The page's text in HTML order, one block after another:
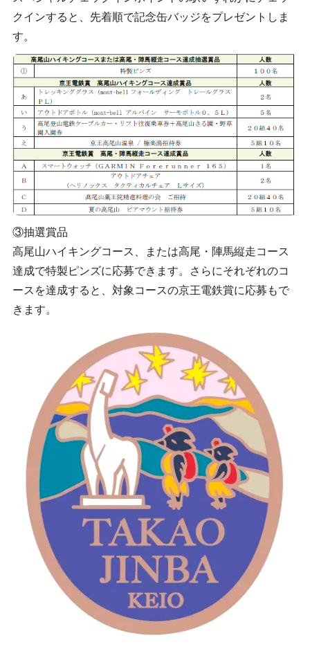
クインすると、先着順で記念缶バッジをプレゼントしま
す。
③抽選賞品
高尾山ハイキングコース、または高尾・陣馬縦走コース
達成で特製ピンズに応募できます。さらにそれぞれのコ
ースを達成すると、対象コースの京王電鉄賞に応募もで
きます。